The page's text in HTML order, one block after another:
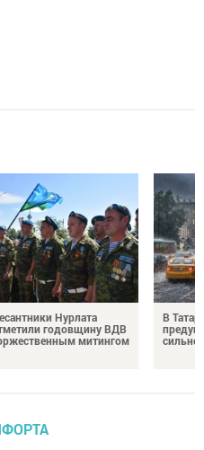
Нурлата
годовщину ВДВ
митингом
В